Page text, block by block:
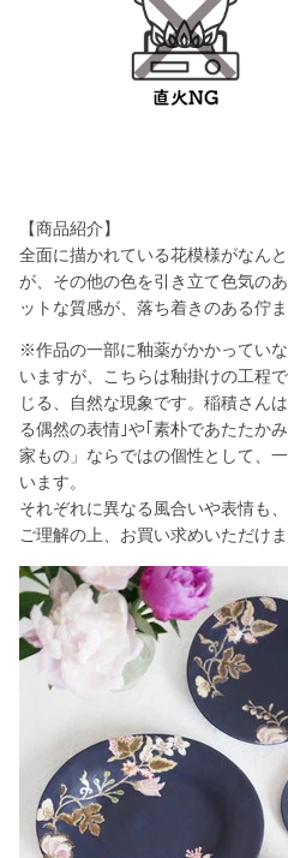
【商品紹介】
全面に描かれている花模様がなん
が、その他の色を引き立て色気の
ットな質感が、落ち着きのある佇ま
※作品の一部に釉薬がかかってい
いますが、こちらは釉掛けの工程
じる、自然な現象です。稲積さん
る偶然の表情｣や｢素朴であたたか
家もの」ならではの個性として、
います。
それぞれに異なる風合いや表情も
ご理解の上、お買い求めいただけま